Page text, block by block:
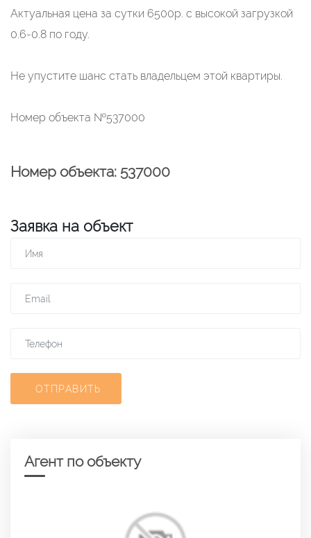
Актуальная цена за сутки 6500р. с высокой загрузкой
0.6-0.8 по году.
Не упустите шанс стать владельцем этой квартиры.
Номер объекта №537000
Номер объекта: 537000
Заявка на объект
ОТПРАВИТЬ
Агент по объекту